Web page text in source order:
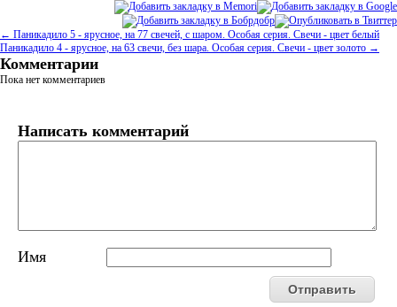
← Паникадило 5 - ярусное, на 77 свечей, с шаром. Особая серия. Свечи - цвет белый
Паникадило 4 - ярусное, на 63 свечи, без шара. Особая серия. Свечи - цвет золото →
Комментарии
Пока нет комментариев
Написать комментарий
Имя